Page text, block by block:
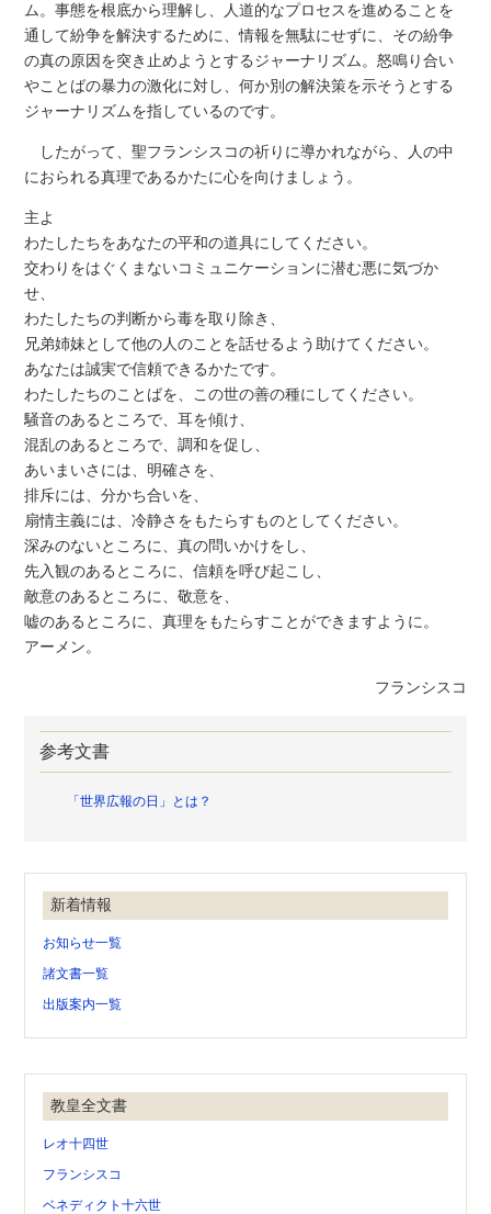
ム。事態を根底から理解し、人道的なプロセスを進めることを
通して紛争を解決するために、情報を無駄にせずに、その紛争
の真の原因を突き止めようとするジャーナリズム。怒鳴り合い
やことばの暴力の激化に対し、何か別の解決策を示そうとする
ジャーナリズムを指しているのです。
したがって、聖フランシスコの祈りに導かれながら、人の中
におられる真理であるかたに心を向けましょう。
主よ
わたしたちをあなたの平和の道具にしてください。
交わりをはぐくまないコミュニケーションに潜む悪に気づか
せ、
わたしたちの判断から毒を取り除き、
兄弟姉妹として他の人のことを話せるよう助けてください。
あなたは誠実で信頼できるかたです。
わたしたちのことばを、この世の善の種にしてください。
騒音のあるところで、耳を傾け、
混乱のあるところで、調和を促し、
あいまいさには、明確さを、
排斥には、分かち合いを、
扇情主義には、冷静さをもたらすものとしてください。
深みのないところに、真の問いかけをし、
先入観のあるところに、信頼を呼び起こし、
敵意のあるところに、敬意を、
嘘のあるところに、真理をもたらすことができますように。
アーメン。
フランシスコ
参考文書
「世界広報の日」とは？
新着情報
お知らせ一覧
諸文書一覧
出版案内一覧
教皇全文書
レオ十四世
フランシスコ
ベネディクト十六世